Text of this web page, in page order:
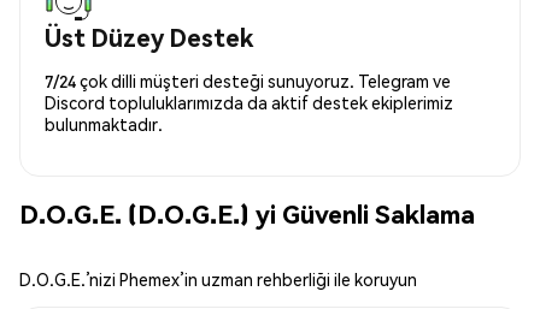
Üst Düzey Destek
7/24 çok dilli müşteri desteği sunuyoruz. Telegram ve
Discord topluluklarımızda da aktif destek ekiplerimiz
bulunmaktadır.
D.O.G.E. (D.O.G.E.) yi Güvenli Saklama
D.O.G.E.’nizi Phemex’in uzman rehberliği ile koruyun